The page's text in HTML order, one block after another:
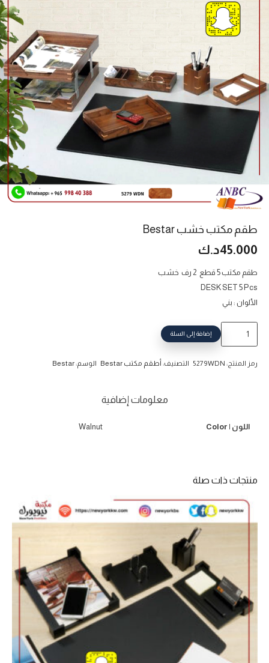
طقم مكتب خشب Bestar
45.000د.ك
طقم مكتب 5 قطع 2 رف خشب
DESK SET 5 Pcs
الألوان : بني
طقم
إضافة إلى السلة
رمز المنتج: 5279WDN التصنيف: أطقم مكتب Bestar الوسم:Bestar
معلومات إضافية
اللون | Color Walnut
منتجات ذات صلة